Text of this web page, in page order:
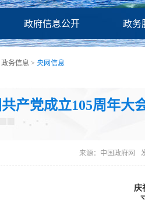
政府信息公开 政务
政务信息 > 央网信息
产党成立105周年大
来源： 中国政府网
庆